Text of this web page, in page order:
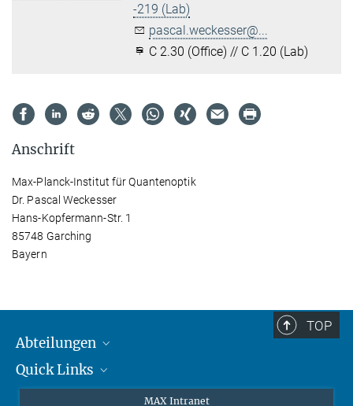
-219 (Lab)
pascal.weckesser@...
C 2.30 (Office) // C 1.20 (Lab)
Anschrift
Max-Planck-Institut für Quantenoptik
Dr. Pascal Weckesser
Hans-Kopfermann-Str. 1
85748 Garching
Bayern
TOP
Abteilungen
Attosekundenphysik
Quick Links
MAX Intranet